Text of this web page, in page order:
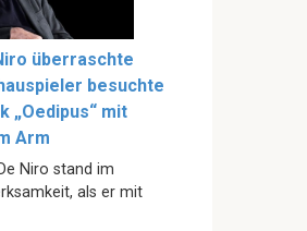
überraschte
besuchte
„Oedipus“ mit
Arm
Niro stand im
als er mit